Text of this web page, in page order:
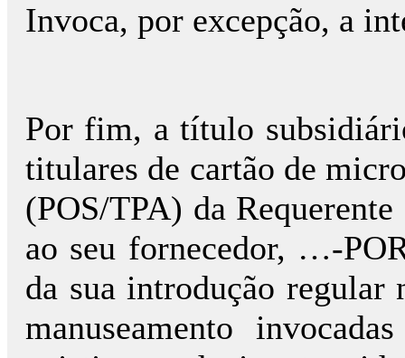
Invoca, por excepção, a
Por fim, a título
titulares de cartão de
(POS/TPA) da
ao seu fornecedor, …-
da sua introdução regular
manuseamento